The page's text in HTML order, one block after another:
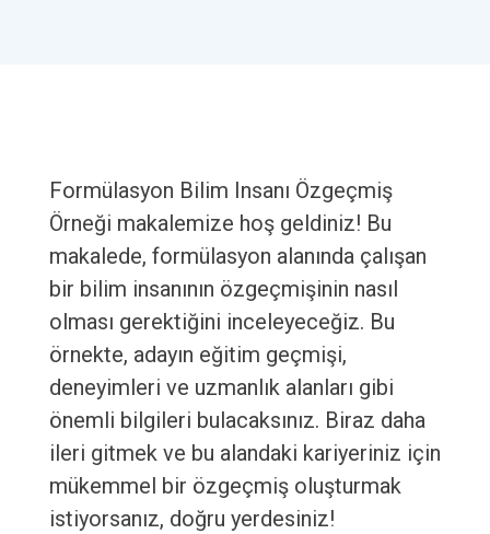
Formülasyon Bilim Insanı Özgeçmiş
Örneği makalemize hoş geldiniz! Bu
makalede, formülasyon alanında çalışan
bir bilim insanının özgeçmişinin nasıl
olması gerektiğini inceleyeceğiz. Bu
örnekte, adayın eğitim geçmişi,
deneyimleri ve uzmanlık alanları gibi
önemli bilgileri bulacaksınız. Biraz daha
ileri gitmek ve bu alandaki kariyeriniz için
mükemmel bir özgeçmiş oluşturmak
istiyorsanız, doğru yerdesiniz!